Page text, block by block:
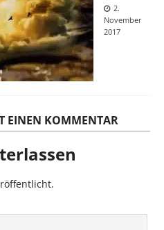
2.
November
2017
EINEN KOMMENTAR